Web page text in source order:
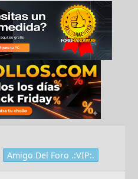
Amigo Del Foro .:VIP:.